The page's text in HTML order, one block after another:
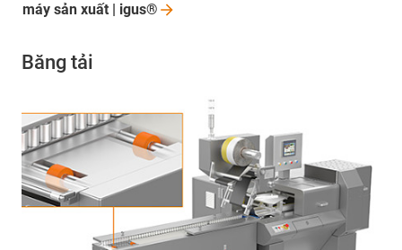
máy sản xuất | igus®
Băng tải